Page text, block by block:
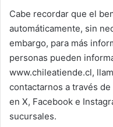
Cabe recordar que el
automáticamente, sin
embargo, para más
personas pueden
www.chileatiende.cl,
contactarnos a través
en X, Facebook e
sucursales.